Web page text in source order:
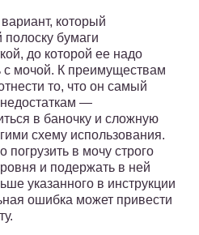
который
полоску бумаги
до которой ее надо
с мочой. К преимуществам
то, что он самый
—
в баночку и сложную
схему использования.
погрузить в мочу строго
и подержать в ней
указанного в инструкции
ошибка может привести